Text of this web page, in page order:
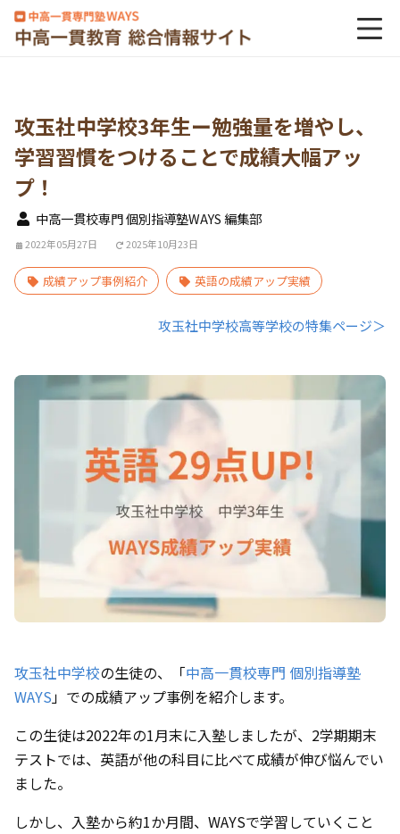
攻玉社中学校3年生ー勉強量を増やし、
学習習慣をつけることで成績大幅アッ
プ！
中高一貫校専門 個別指導塾WAYS 編集部
2022年05月27日 2025年10月23日
成績アップ事例紹介 英語の成績アップ実績
攻玉社中学校高等学校の特集ページ＞
攻玉社中学校の生徒の、「中高一貫校専門 個別指導塾
WAYS」での成績アップ事例を紹介します。
この生徒は2022年の1月末に入塾しましたが、2学期期末
テストでは、英語が他の科目に比べて成績が伸び悩んでい
ました。
しかし、入塾から約1か月間、WAYSで学習していくこと